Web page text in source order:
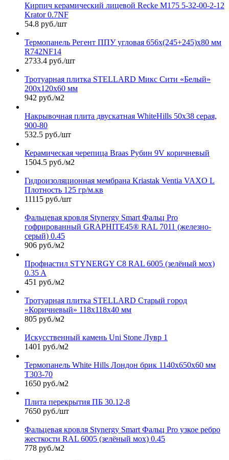
Кирпич керамический лицевой Recke М175 5-32-00-2-12
Krator 0.7NF
54.8 руб./шт
Термопанель Регент ППУ угловая 656х(245+245)х80 мм
R742NF14
2733.4 руб./шт
Тротуарная плитка STELLARD Микс Сити «Белый»
200х120х60 мм
942 руб./м2
Накрывочная плита двускатная WhiteHills 50х38 серая,
900-80
532.5 руб./шт
Керамическая черепица Braas Рубин 9V коричневый
1504.5 руб./м2
Гидроизоляционная мембрана Kriastak Ventia VAXO L
Плотность 125 гр/м.кв
11115 руб./шт
Фальцевая кровля Stynergy Smart Фальц Pro
гофрированный GRAPHITE45® RAL 7011 (железно-
серый) 0.45
906 руб./м2
Профнастил STYNERGY С8 RAL 6005 (зелёный мох)
0.35 A
451 руб./м2
Тротуарная плитка STELLARD Старый город
«Коричневый» 118х118х40 мм
805 руб./м2
Искусственный камень Uni Stone Лувр 1
1401 руб./м2
Термопанель White Hills Лондон брик 1140х650х60 мм
Т303-70
1650 руб./м2
Плита перекрытия ПБ 30.12-8
7650 руб./шт
Фальцевая кровля Stynergy Smart Фальц Pro узкое ребро
жесткости RAL 6005 (зелёный мох) 0.45
778 руб./м2